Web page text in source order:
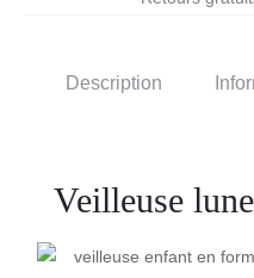
Description
Veilleuse